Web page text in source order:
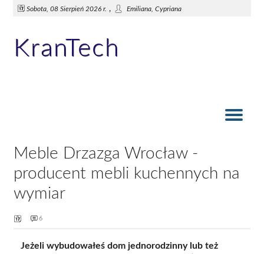
Sobota, 08 Sierpień 2026 r. , Emiliana, Cypriana
KranTech
Meble Drzazga Wrocław -
producent mebli kuchennych na
wymiar
6
Jeżeli wybudowałeś dom jednorodzinny lub też